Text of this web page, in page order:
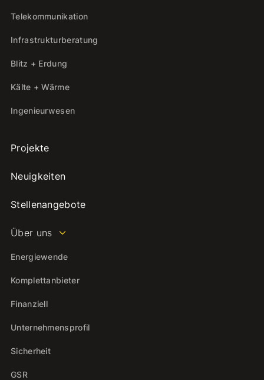
Telekommunikation
Infrastrukturberatung
Blitz + Erdung
Kälte + Wärme
Ingenieurwesen
Projekte
Neuigkeiten
Stellenangebote
Über uns
Energiewende
Komplettanbieter
Finanziell
Unternehmensprofil
Sicherheit
GSR